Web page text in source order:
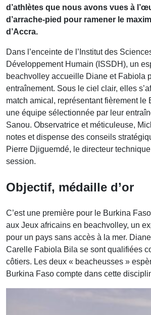
d’athlètes que nous avons vues à
d’arrache-pied pour ramener le
d’Accra.
Dans l’enceinte de l’Institut des
Développement Humain (ISSDH), un
beachvolley accueille Diane et Fabiola
entraînement. Sous le ciel clair, elles
match amical, représentant fièrement le
une équipe sélectionnée par leur
Sanou. Observatrice et méticuleuse,
notes et dispense des conseils
Pierre Djiguemdé, le directeur
session.
Objectif, médaille d’or
C’est une première pour le Burkina
aux Jeux africains en beachvolley, un
pour un pays sans accès à la mer.
Carelle Fabiola Bila se sont qualifiées
côtiers. Les deux « beacheusses »
Burkina Faso compte dans cette